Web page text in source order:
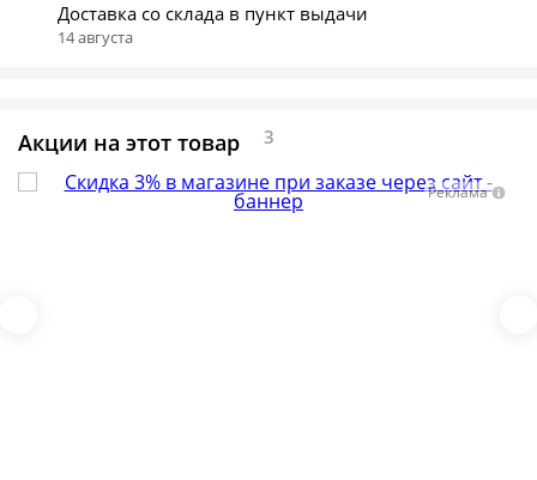
Доставка со склада в пункт выдачи
14 августа
Акции на этот товар 3
Реклама